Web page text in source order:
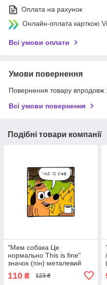
Оплата на рахунок
Онлайн-оплата карткою
Всі умови оплати
Умови повернення
Повернення товару впродовж
Всі умови повернення
Подібні товари компанії
"Мем собака Це
нормально This is fine"
значок (пін) металевий
110 ₴ 123 ₴